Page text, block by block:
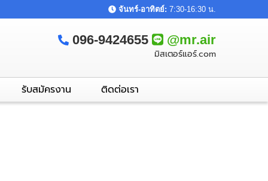
จันทร์-อาทิตย์: 7:30-16:30 น.
096-9424655 @mr.air
มิสเตอร์แอร์.com
รับสมัครงาน ติดต่อเรา